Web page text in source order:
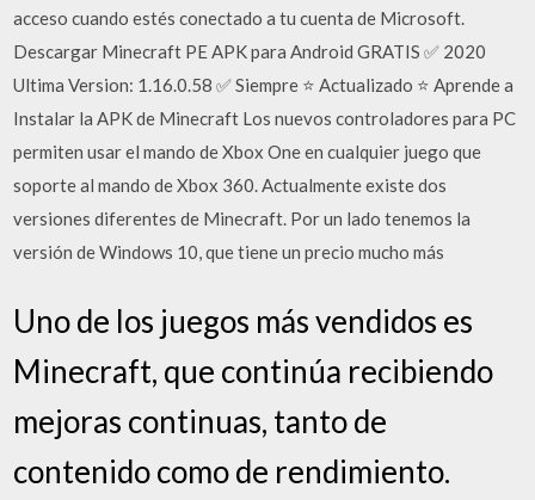
acceso cuando estés conectado a tu cuenta de Microsoft.
Descargar Minecraft PE APK para Android GRATIS ✅ 2020
Ultima Version: 1.16.0.58 ✅ Siempre ⭐ Actualizado ⭐ Aprende a
Instalar la APK de Minecraft Los nuevos controladores para PC
permiten usar el mando de Xbox One en cualquier juego que
soporte al mando de Xbox 360. Actualmente existe dos
versiones diferentes de Minecraft. Por un lado tenemos la
versión de Windows 10, que tiene un precio mucho más
Uno de los juegos más vendidos es
Minecraft, que continúa recibiendo
mejoras continuas, tanto de
contenido como de rendimiento.